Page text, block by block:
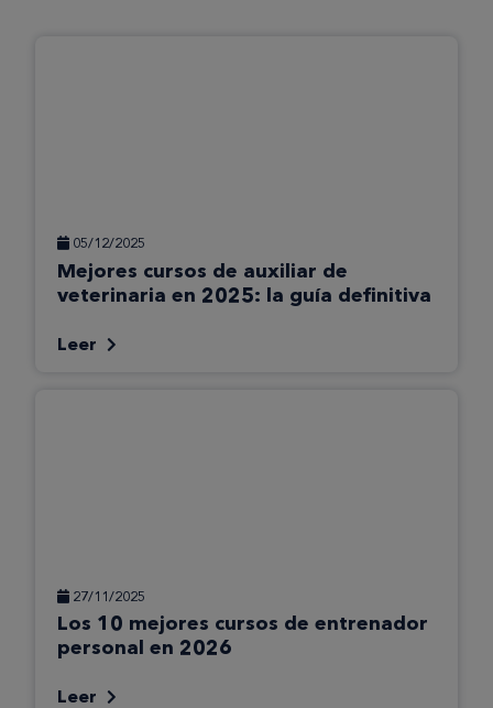
05/12/2025
Mejores cursos de auxiliar de
veterinaria en 2025: la guía definitiva
Leer
27/11/2025
Los 10 mejores cursos de entrenador
personal en 2026
Leer